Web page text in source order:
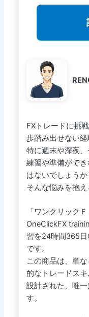
FXトレードに挑
歩踏み出せない
特に週末や深夜、
練習や準備がで
はないでしょうか
そんな悩みを抱え
「ワンクリック
OneClickFX
習を24時間365
です。
この商品は、単
的なトレードス
設計された、唯
す。